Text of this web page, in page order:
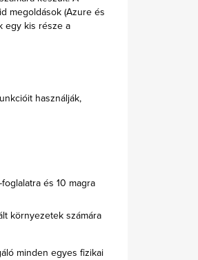
megoldások (Azure és
egy kis része a
használják,
és 10 magra
környezetek számára
minden egyes fizikai